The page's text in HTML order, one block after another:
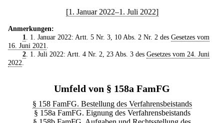
[1. Januar 2022–1. Juli 2022]
Anmerkungen:
1. 1. Januar 2022: Artt. 5 Nr. 3, 10 Abs. 2 Nr. 2 des Gesetzes vom
16. Juni 2021.
2. 1. Juli 2022: Artt. 4 Nr. 2, 23 Abs. 3 des Gesetzes vom 24. Juni
2022.
Umfeld von § 158a FamFG
§ 158 FamFG. Bestellung des Verfahrensbeistands
§ 158a FamFG. Eignung des Verfahrensbeistands